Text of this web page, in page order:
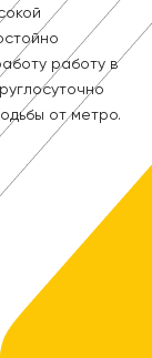
работу в
от метро.